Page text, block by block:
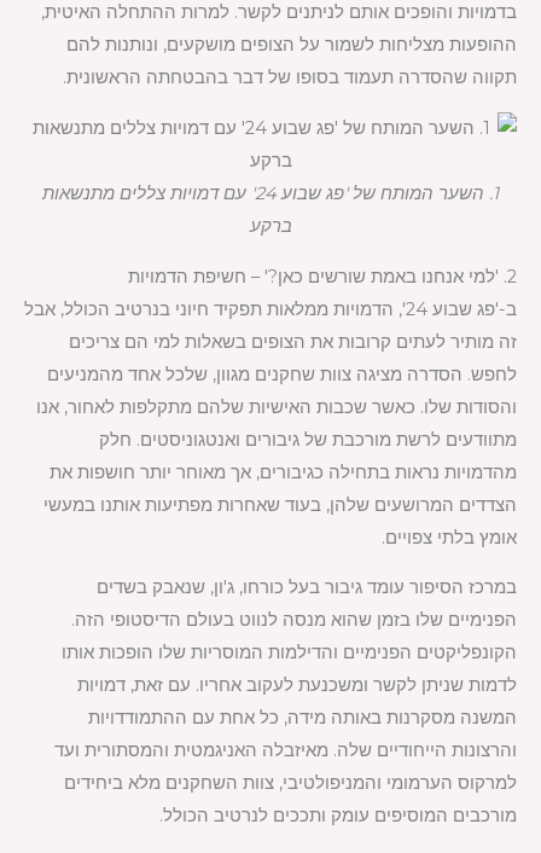
בדמויות והופכים אותם לניתנים לקשר. למרות ההתחלה האיטית,
ההופעות מצליחות לשמור על הצופים מושקעים, ונותנות להם
תקווה שהסדרה תעמוד בסופו של דבר בהבטחתה הראשונית.
1. השער המותח של 'פג שבוע 24' עם דמויות צללים מתנשאות
ברקע
2. 'למי אנחנו באמת שורשים כאן?' – חשיפת הדמויות
ב-'פג שבוע 24', הדמויות ממלאות תפקיד חיוני בנרטיב הכולל, אבל
זה מותיר לעתים קרובות את הצופים בשאלות למי הם צריכים
לחפש. הסדרה מציגה צוות שחקנים מגוון, שלכל אחד מהמניעים
והסודות שלו. כאשר שכבות האישיות שלהם מתקלפות לאחור, אנו
מתוודעים לרשת מורכבת של גיבורים ואנטגוניסטים. חלק
מהדמויות נראות בתחילה כגיבורים, אך מאוחר יותר חושפות את
הצדדים המרושעים שלהן, בעוד שאחרות מפתיעות אותנו במעשי
אומץ בלתי צפויים.
במרכז הסיפור עומד גיבור בעל כורחו, ג'ון, שנאבק בשדים
הפנימיים שלו בזמן שהוא מנסה לנווט בעולם הדיסטופי הזה.
הקונפליקטים הפנימיים והדילמות המוסריות שלו הופכות אותו
לדמות שניתן לקשר ומשכנעת לעקוב אחריו. עם זאת, דמויות
המשנה מסקרנות באותה מידה, כל אחת עם ההתמודדויות
והרצונות הייחודיים שלה. מאיזבלה האניגמטית והמסתורית ועד
למרקוס הערמומי והמניפולטיבי, צוות השחקנים מלא ביחידים
מורכבים המוסיפים עומק ותככים לנרטיב הכולל.